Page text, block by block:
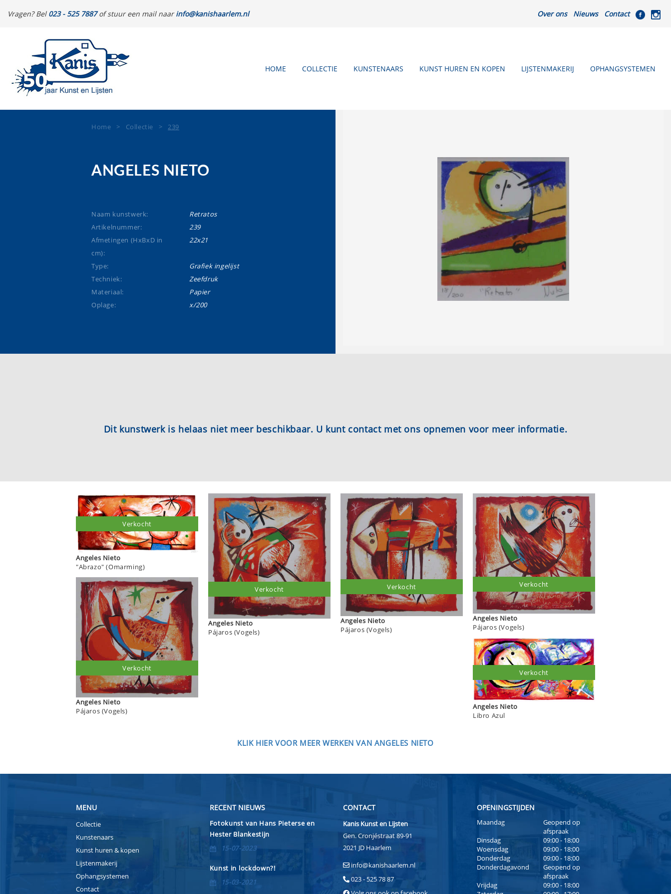
Vragen? Bel 023 - 525 7887of stuur een mail naarinfo@kanishaarlem.nl Over ons Nieuws Contact
HOME COLLECTIE KUNSTENAARS KUNST HUREN EN KOPEN LIJSTENMAKERIJ OPHANGSYSTEMEN
Home > Collectie >239
ANGELES NIETO
Naam kunstwerk:
Retratos
Artikelnummer:
239
Afmetingen (HxBxD in
cm):
22x21
Type:
Grafiek ingelijst
Techniek:
Zeefdruk
Materiaal:
Papier
Oplage:
x/200
Dit kunstwerk is helaas niet meer beschikbaar. U kunt contact met ons opnemen voor meer informatie.
Angeles Nieto
"Abrazo" (Omarming)
Verkocht
Angeles Nieto
Pájaros (Vogels)
Verkocht
Angeles Nieto
Pájaros (Vogels)
Verkocht
Angeles Nieto
Pájaros (Vogels)
Verkocht
Angeles Nieto
Pájaros (Vogels)
Verkocht
Angeles Nieto
Libro Azul
Verkocht
KLIK HIER VOOR MEER WERKEN VAN ANGELES NIETO
MENU
Collectie
Kunstenaars
Kunst huren & kopen
Lijstenmakerij
Ophangsystemen
Contact
RECENT NIEUWS
Fotokunst van Hans Pieterse en
Hester Blankestijn
15-07-2023
Kunst in lockdown?!
15-03-2021
CONTACT
Kanis Kunst en Lijsten
Gen. Cronjéstraat 89-91
2021 JD Haarlem
info@kanishaarlem.nl
023 - 525 78 87
OPENINGSTIJDEN
Maandag
Geopend op
afspraak
Dinsdag
09:00 - 18:00
Woensdag
09:00 - 18:00
Donderdag
09:00 - 18:00
Donderdagavond
Geopend op
afspraak
Vrijdag
09:00 - 18:00